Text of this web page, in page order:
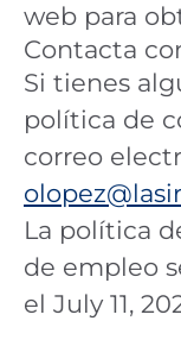
web para
Contacta
Si tienes
política de
correo
La política
de empleo
el July 11,